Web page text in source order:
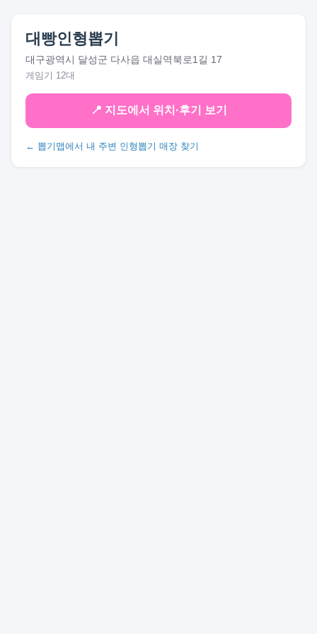
대빵인형뽑기
대구광역시 달성군 다사읍 대실역북로1길 17
게임기 12대
📍 지도에서 위치·후기 보기
← 뽑기맵에서 내 주변 인형뽑기 매장 찾기